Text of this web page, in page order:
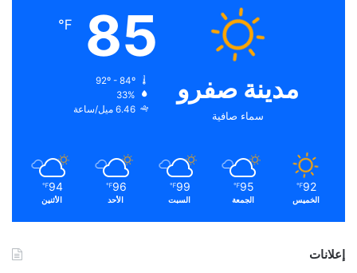
مدينة صفرو
سماء صافية
85
℉
33%
6.46 ميل/ساعة
92
℉
الخميس
95
℉
الجمعة
99
℉
السبت
96
℉
الأحد
94
℉
الأثنين
إعلانات